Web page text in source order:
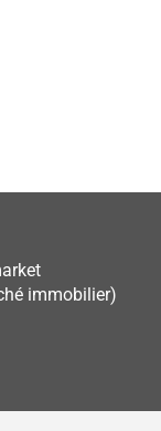
immobilier)